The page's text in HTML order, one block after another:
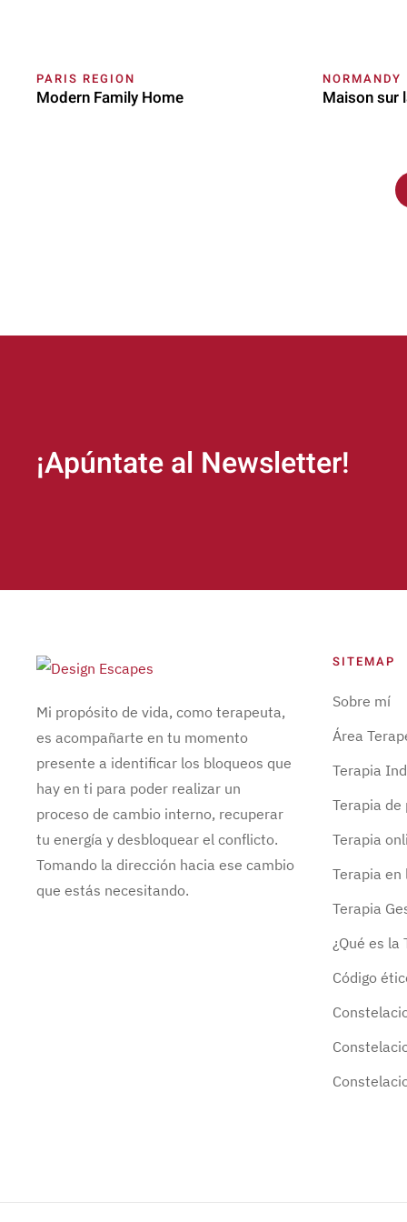
PARIS REGION
Modern Family Home
NORMANDY
Maison sur
¡Apúntate al Newsletter!
Mi propósito de vida, como terapeuta,
es acompañarte en tu momento
presente a identificar los bloqueos que
hay en ti para poder realizar un
proceso de cambio interno, recuperar
tu energía y desbloquear el conflicto.
Tomando la dirección hacia ese cambio
que estás necesitando.
SITEMAP
Sobre mí
Área
Terapia
Terapia de
Terapia
Terapia
Terapia
¿Qué es la
Código